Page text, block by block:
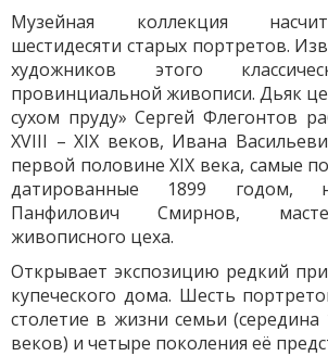
Музейная коллекция
шестидесяти старых портретов.
художников этого
провинциальной живописи. Дьяк
сухом пруду» Сергей Флегонтов
XVIII – XIX веков, Ивана
первой половине XIX века, самые
датированные 1899 годом,
Панфилович Смирнов,
живописного цеха.
Открывает экспозицию редкий
купеческого дома. Шесть
столетие в жизни семьи (середина
веков) и четыре поколения её